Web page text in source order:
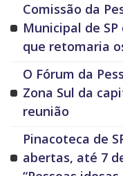
Comissão da
Municipal de
que retomaria
O Fórum da
Zona Sul da
reunião
Pinacoteca de
abertas, até 7